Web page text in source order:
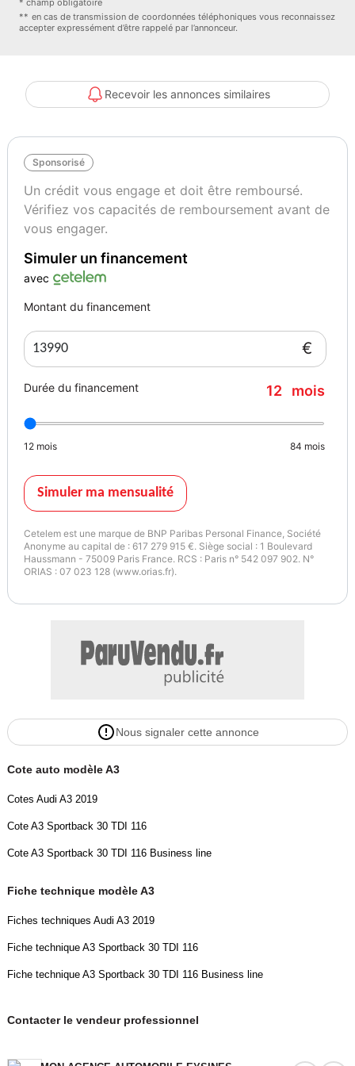
Vignette Crit’Air
Garantie mécanique
* champ obligatoire
** en cas de transmission de coordonnées téléphoniques vous reconnaissez
accepter expressément d’être rappelé par l’annonceur.
Recevoir les annonces similaires
Sponsorisé
Un crédit vous engage et doit être remboursé.
Vérifiez vos capacités de remboursement avant de
vous engager.
Simuler un financement
avec
Montant du financement
€
Durée du financement 12 mois
12 mois 84 mois
Simuler ma mensualité
Cetelem est une marque de BNP Paribas Personal Finance, Société
Anonyme au capital de : 617 279 915 €. Siège social : 1 Boulevard
Haussmann - 75009 Paris France. RCS : Paris n° 542 097 902. N°
ORIAS : 07 023 128 (www.orias.fr).
Nous signaler cette annonce
Cote auto modèle A3
Cotes Audi A3 2019
Cote A3 Sportback 30 TDI 116
Cote A3 Sportback 30 TDI 116 Business line
Fiche technique modèle A3
Fiches techniques Audi A3 2019
Fiche technique A3 Sportback 30 TDI 116
Fiche technique A3 Sportback 30 TDI 116 Business line
Contacter le vendeur professionnel